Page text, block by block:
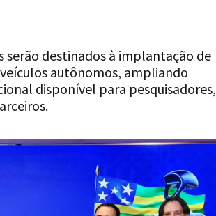
serão destinados à implantação de
autônomos, ampliando
disponível para pesquisadores,